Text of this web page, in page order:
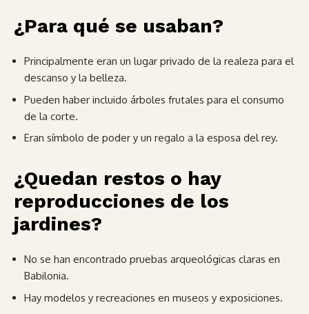
¿Para qué se usaban?
Principalmente eran un lugar privado de la realeza para el
descanso y la belleza.
Pueden haber incluido árboles frutales para el consumo
de la corte.
Eran símbolo de poder y un regalo a la esposa del rey.
¿Quedan restos o hay
reproducciones de los
jardines?
No se han encontrado pruebas arqueológicas claras en
Babilonia.
Hay modelos y recreaciones en museos y exposiciones.